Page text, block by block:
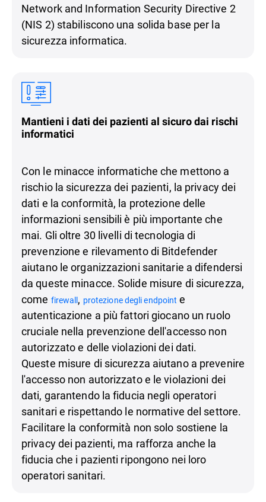
Network and Information Security Directive 2
(NIS 2) stabiliscono una solida base per la
sicurezza informatica.
Mantieni i dati dei pazienti al sicuro dai rischi
informatici
Con le minacce informatiche che mettono a
rischio la sicurezza dei pazienti, la privacy dei
dati e la conformità, la protezione delle
informazioni sensibili è più importante che
mai. Gli oltre 30 livelli di tecnologia di
prevenzione e rilevamento di Bitdefender
aiutano le organizzazioni sanitarie a difendersi
da queste minacce. Solide misure di sicurezza,
come firewall, protezione degli endpoint e
autenticazione a più fattori giocano un ruolo
cruciale nella prevenzione dell'accesso non
autorizzato e delle violazioni dei dati.
Queste misure di sicurezza aiutano a prevenire
l'accesso non autorizzato e le violazioni dei
dati, garantendo la fiducia negli operatori
sanitari e rispettando le normative del settore.
Facilitare la conformità non solo sostiene la
privacy dei pazienti, ma rafforza anche la
fiducia che i pazienti ripongono nei loro
operatori sanitari.